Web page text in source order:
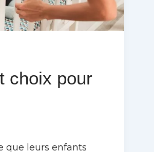
choix pour
que leurs enfants